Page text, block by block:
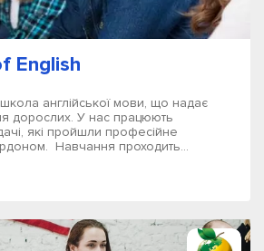
English
англійської мови, що надає
дорослих. У нас працюють
які пройшли професійне
Навчання проходить...